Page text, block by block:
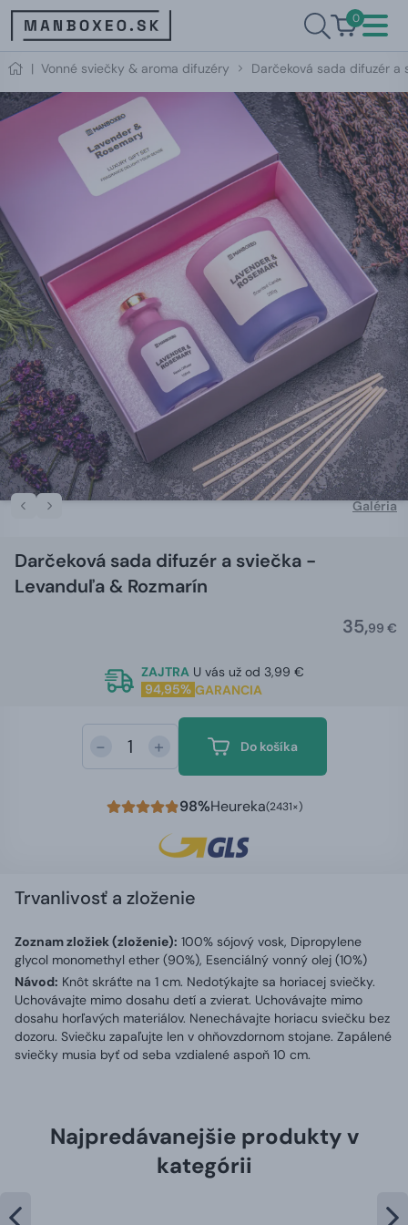
0
| Vonné sviečky & aroma difuzéry Darčeková sada difuzér a
Galéria
Darčeková sada difuzér a sviečka -
Levanduľa & Rozmarín
35,99 €
ZAJTRA U vás už od 3,99 €
94,95% GARANCIA
- + Do košíka
98%Heureka(2431×)
Trvanlivosť a zloženie
Zoznam zložiek (zloženie): 100% sójový vosk, Dipropylene
glycol monomethyl ether (90%), Esenciálný vonný olej (10%)
Návod: Knôt skráťte na 1 cm. Nedotýkajte sa horiacej sviečky.
Uchovávajte mimo dosahu detí a zvierat. Uchovávajte mimo
dosahu horľavých materiálov. Nenechávajte horiacu sviečku bez
dozoru. Sviečku zapaľujte len v ohňovzdornom stojane. Zapálené
sviečky musia byť od seba vzdialené aspoň 10 cm.
Najpredávanejšie produkty v
kategórii